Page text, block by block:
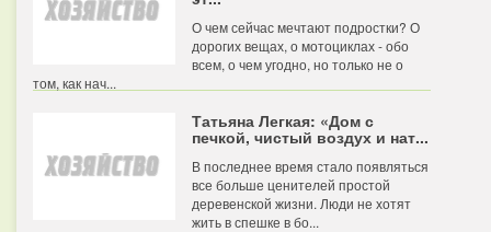
О чем сейчас мечтают подростки? О
дорогих вещах, о мотоциклах - обо
всем, о чем угодно, но только не о
том, как нач...
Татьяна Легкая: «Дом с
печкой, чистый воздух и нат...
В последнее время стало появляться
все больше ценителей простой
деревенской жизни. Люди не хотят
жить в спешке в бо...